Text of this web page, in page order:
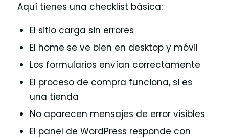
Aquí tienes una checklist básica:
El sitio carga sin errores
El home se ve bien en desktop y móvil
Los formularios envían correctamente
El proceso de compra funciona, si es
una tienda
No aparecen mensajes de error visibles
El panel de WordPress responde con